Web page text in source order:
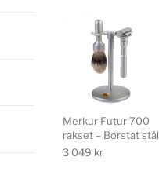
Merkur Futur 700
rakset – Borstat stål
3 049 kr